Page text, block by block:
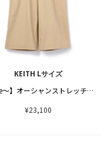
KEITH Lサイズ
【50size～】オーシャンストレッチパンツ
¥23,100